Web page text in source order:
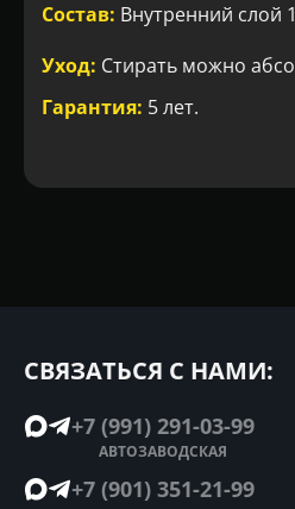
Состав: Внутренний слой
Уход: Стирать можно
Гарантия: 5 лет.
СВЯЗАТЬСЯ С НАМИ:
+7 (991) 291-03-99
АВТОЗАВОДСКАЯ
+7 (901) 351-21-99